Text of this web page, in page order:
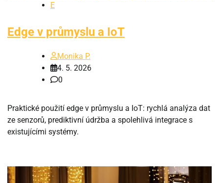
E
Edge v průmyslu a IoT
Monika P.
4. 5. 2026
0
Praktické použití edge v průmyslu a IoT: rychlá analýza dat
ze senzorů, prediktivní údržba a spolehlivá integrace s
existujícími systémy.